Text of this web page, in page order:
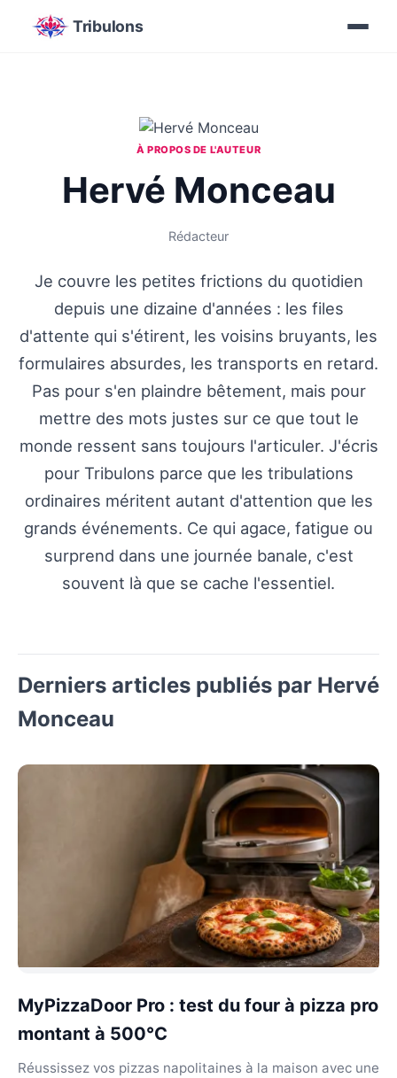
Tribulons
À PROPOS DE L'AUTEUR
Hervé Monceau
Rédacteur
Je couvre les petites frictions du quotidien
depuis une dizaine d'années : les files
d'attente qui s'étirent, les voisins bruyants, les
formulaires absurdes, les transports en retard.
Pas pour s'en plaindre bêtement, mais pour
mettre des mots justes sur ce que tout le
monde ressent sans toujours l'articuler. J'écris
pour Tribulons parce que les tribulations
ordinaires méritent autant d'attention que les
grands événements. Ce qui agace, fatigue ou
surprend dans une journée banale, c'est
souvent là que se cache l'essentiel.
Derniers articles publiés par Hervé
Monceau
MyPizzaDoor Pro : test du four à pizza pro
montant à 500°C
Réussissez vos pizzas napolitaines à la maison avec une